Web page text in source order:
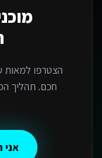
הצטרפו למאות
חכם. תהליך
אני